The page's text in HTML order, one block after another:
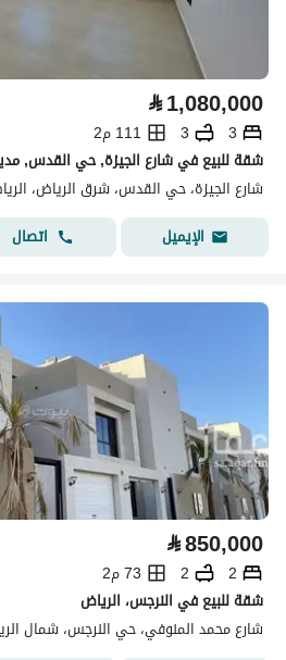
⃁1,080,000
3
3
111 م2
شقة للبيع في شارع الجيزة, حي القدس,
شارع الجيزة، حي القدس، شرق الرياض،
الإيميل
اتصال
⃁850,000
2
2
73 م2
شقة للبيع في النرجس، الرياض
شارع محمد المنوفي، حي النرجس، شمال